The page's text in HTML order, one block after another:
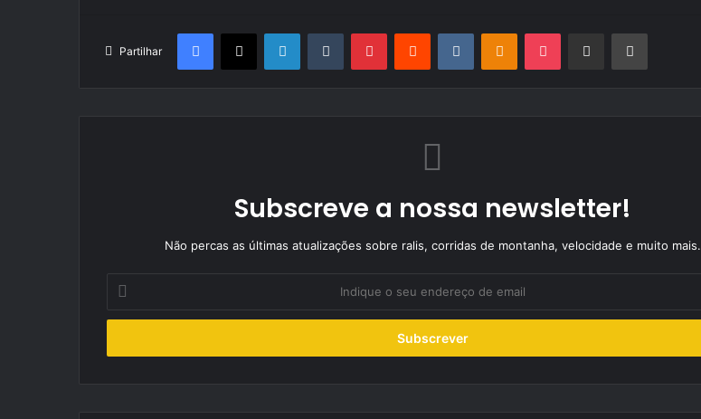
Partilhar
Facebook
X LinkedInTumblr PinterestReddit VKontakteOdnoklassniki
Pocket Partilhar Via Email Imprimir
Subscreve a nossa newsletter!
Não percas as últimas atualizações sobre ralis, corridas de montanha, velocidade e muito mais.
seu
de